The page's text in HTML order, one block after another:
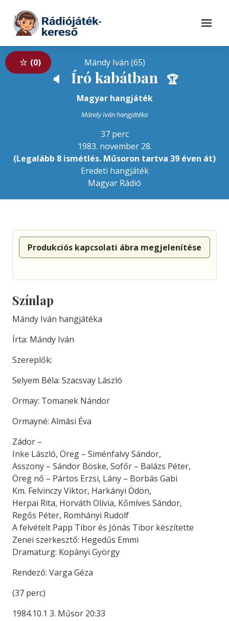
Tovább a tartalomhoz
Menü
0 Mándy Iván (65)
🔈 Író kabátban 🏆
Magyar hangjáték
Mándy Iván hangjátéka
37 perc
1983. november 28.
(Legalább 8 ismétlés. Műsoron tartva 39 éven át)
Eredeti hangjáték
Magyar Rádió
Produkciós kapcsolati ábra megjelenítése
Színlap
Mándy Iván hangjátéka
Írta: Mándy Iván
Szereplők:
Selyem Béla: Szacsvay László
Ormay: Tomanek Nándor
Ormayné: Almási Éva
Zádor –
Inke László, Öreg – Siménfalvy Sándor,
Asszony – Sándor Böske, Sofőr – Balázs Péter,
Öreg nő – Pártos Erzsi, Lány – Borbás Gabi
Km. Felvinczy Viktor, Harkányi Ödön,
Herpai Rita, Horváth Olívia, Kőmíves Sándor,
Regős Péter, Romhányi Rudolf
A felvételt Papp Tibor és Jónás Tibor készítette
Zenei szerkesztő: Hegedűs Emmi
Dramaturg: Kopányi György
Rendező: Varga Géza
(37 perc)
1984.10.1 3. Műsor 20:33